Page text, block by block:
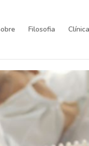
Filosofia Clínica